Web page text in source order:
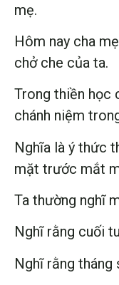
mẹ.
Hôm nay cha
chở che của ta.
Trong thiền học
chánh niệm
Nghĩa là ý thức
mặt trước mắt
Ta thường nghĩ
Nghĩ rằng cuối
Nghĩ rằng tháng